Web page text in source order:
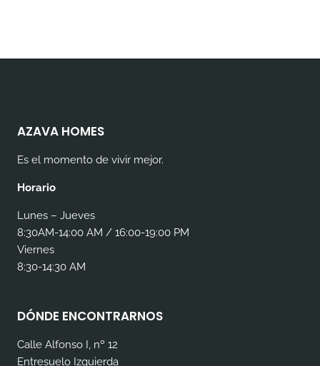
AZAVA HOMES
Es el momento de vivir mejor.
Horario
Lunes – Jueves
8:30AM-14:00 AM / 16:00-19:00 PM
Viernes
8:30-14:30 AM
DÓNDE ENCONTRARNOS
Calle Alfonso I, nº 12
Entresuelo Izquierda